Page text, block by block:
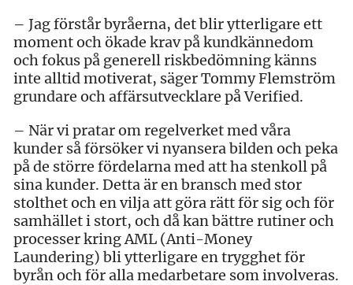
– Jag förstår byråerna, det blir ytterligare ett
moment och ökade krav på kundkännedom
och fokus på generell riskbedömning känns
inte alltid motiverat, säger Tommy Flemström
grundare och affärsutvecklare på Verified.
– När vi pratar om regelverket med våra
kunder så försöker vi nyansera bilden och peka
på de större fördelarna med att ha stenkoll på
sina kunder. Detta är en bransch med stor
stolthet och en vilja att göra rätt för sig och för
samhället i stort, och då kan bättre rutiner och
processer kring AML (Anti-Money
Laundering) bli ytterligare en trygghet för
byrån och för alla medarbetare som involveras.